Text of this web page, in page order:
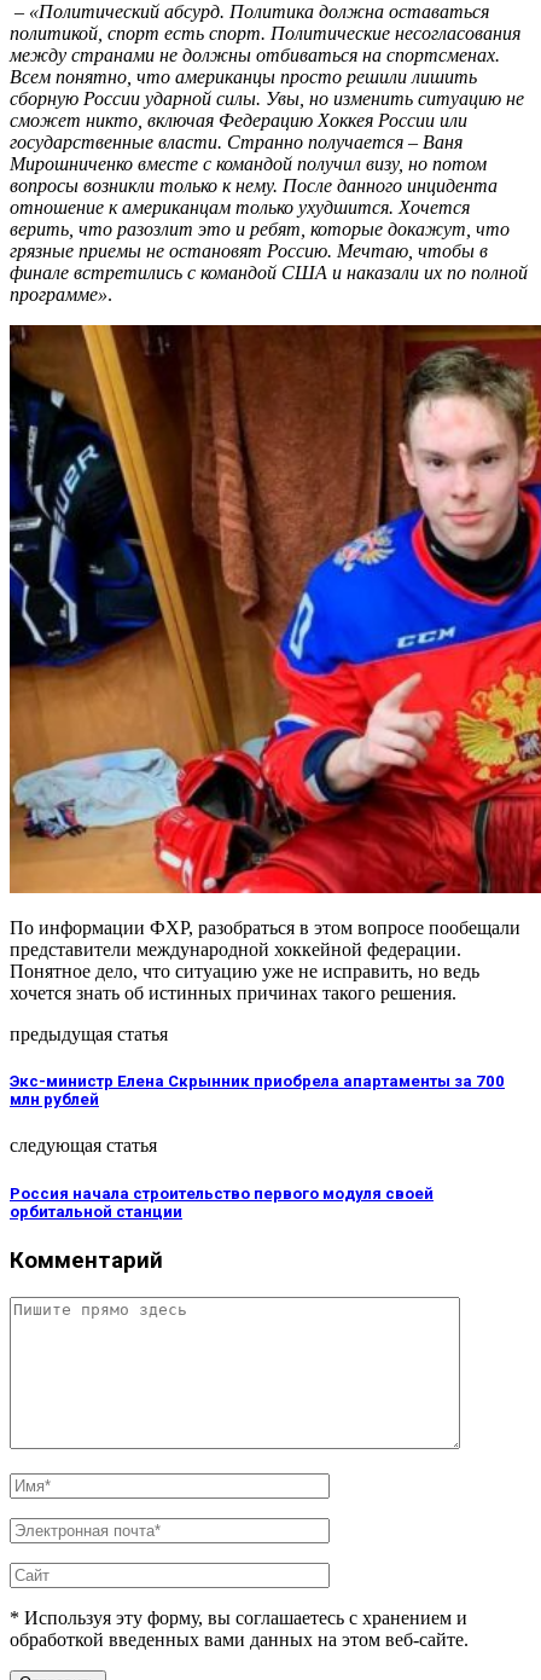
– «Политический абсурд. Политика должна оставаться
политикой, спорт есть спорт. Политические несогласования
между странами не должны отбиваться на спортсменах.
Всем понятно, что американцы просто решили лишить
сборную России ударной силы. Увы, но изменить ситуацию не
сможет никто, включая Федерацию Хоккея России или
государственные власти. Странно получается – Ваня
Мирошниченко вместе с командой получил визу, но потом
вопросы возникли только к нему. После данного инцидента
отношение к американцам только ухудшится. Хочется
верить, что разозлит это и ребят, которые докажут, что
грязные приемы не остановят Россию. Мечтаю, чтобы в
финале встретились с командой США и наказали их по полной
программе».
По информации ФХР, разобраться в этом вопросе пообещали
представители международной хоккейной федерации.
Понятное дело, что ситуацию уже не исправить, но ведь
хочется знать об истинных причинах такого решения.
предыдущая статья
Экс-министр Елена Скрынник приобрела апартаменты за 700
млн рублей
следующая статья
Россия начала строительство первого модуля своей
орбитальной станции
Комментарий
* Используя эту форму, вы соглашаетесь с хранением и
обработкой введенных вами данных на этом веб-сайте.